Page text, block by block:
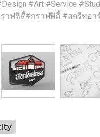
#Art #Service
าฟฟิตี้#กราฟฟิตี้ #สตรีทอา